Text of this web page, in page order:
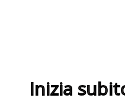
Inizia